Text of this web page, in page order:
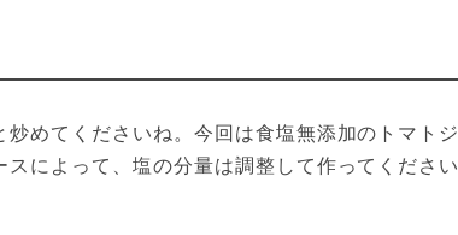
めてくださいね。今回は食塩無添加のトマトジ
によって、塩の分量は調整して作ってください